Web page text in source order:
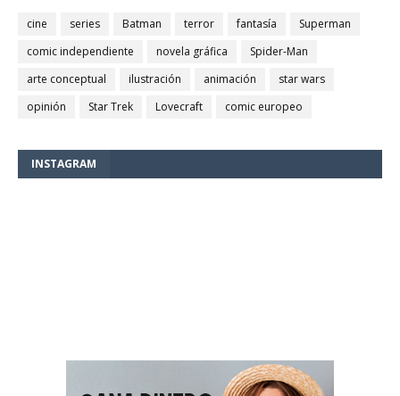
cine series Batman terror fantasía
Superman
comic independiente
novela gráfica
Spider-Man
arte conceptual
ilustración animación
star wars
opinión
Star Trek Lovecraft comic europeo
INSTAGRAM